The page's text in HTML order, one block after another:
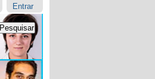
Entrar